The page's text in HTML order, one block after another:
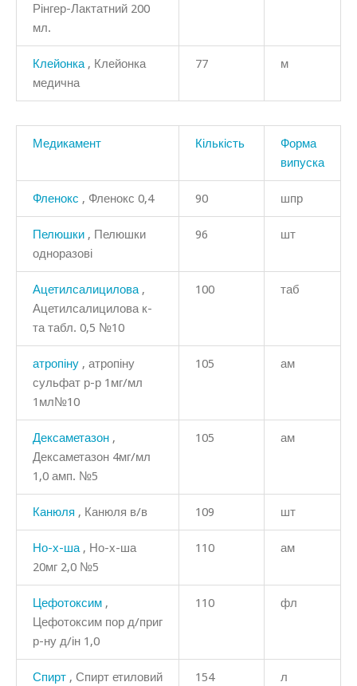
Рінгер-Лактатний 200
мл.
Клейонка , Клейонка
медична
77 м
Медикамент Кількість
Форма
випуска
Фленокс , Фленокс 0,4 90 шпр
Пелюшки , Пелюшки
одноразові
96 шт
Ацетилсалицилова ,
Ацетилсалицилова к-
та табл. 0,5 №10
100 таб
атропіну , атропіну
сульфат р-р 1мг/мл
1мл№10
105 ам
Дексаметазон ,
Дексаметазон 4мг/мл
1,0 амп. №5
105 ам
Канюля , Канюля в/в 109 шт
Но-х-ша , Но-х-ша
20мг 2,0 №5
110 ам
Цефотоксим ,
Цефотоксим пор д/приг
р-ну д/ін 1,0
110 фл
Спирт , Спирт етиловий
154 л